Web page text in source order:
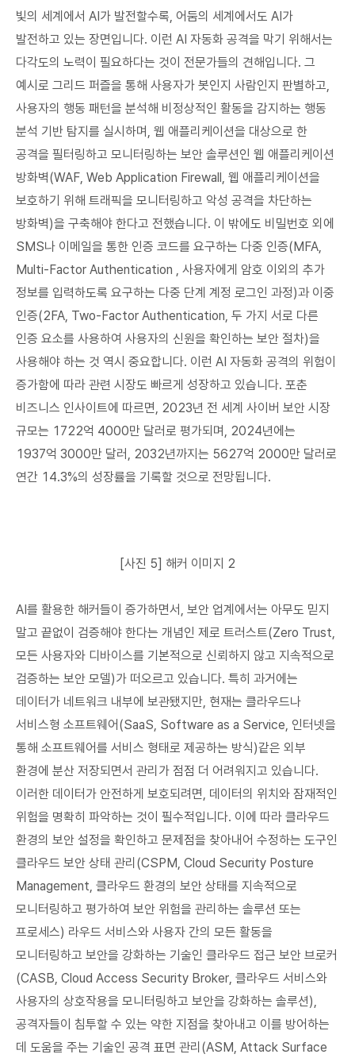
빛의 세계에서 AI가 발전할수록, 어둠의 세계에서도 AI가
발전하고 있는 장면입니다. 이런 AI 자동화 공격을 막기 위해서는
다각도의 노력이 필요하다는 것이 전문가들의 견해입니다. 그
예시로 그리드 퍼즐을 통해 사용자가 봇인지 사람인지 판별하고,
사용자의 행동 패턴을 분석해 비정상적인 활동을 감지하는 행동
분석 기반 탐지를 실시하며, 웹 애플리케이션을 대상으로 한
공격을 필터링하고 모니터링하는 보안 솔루션인 웹 애플리케이션
방화벽(WAF, Web Application Firewall, 웹 애플리케이션을
보호하기 위해 트래픽을 모니터링하고 악성 공격을 차단하는
방화벽)을 구축해야 한다고 전했습니다. 이 밖에도 비밀번호 외에
SMS나 이메일을 통한 인증 코드를 요구하는 다중 인증(MFA,
Multi-Factor Authentication , 사용자에게 암호 이외의 추가
정보를 입력하도록 요구하는 다중 단계 계정 로그인 과정)과 이중
인증(2FA, Two-Factor Authentication, 두 가지 서로 다른
인증 요소를 사용하여 사용자의 신원을 확인하는 보안 절차)을
사용해야 하는 것 역시 중요합니다. 이런 AI 자동화 공격의 위험이
증가함에 따라 관련 시장도 빠르게 성장하고 있습니다. 포춘
비즈니스 인사이트에 따르면, 2023년 전 세계 사이버 보안 시장
규모는 1722억 4000만 달러로 평가되며, 2024년에는
1937억 3000만 달러, 2032년까지는 5627억 2000만 달러로
연간 14.3%의 성장률을 기록할 것으로 전망됩니다.
[사진 5] 해커 이미지 2
AI를 활용한 해커들이 증가하면서, 보안 업계에서는 아무도 믿지
말고 끝없이 검증해야 한다는 개념인 제로 트러스트(Zero Trust,
모든 사용자와 디바이스를 기본적으로 신뢰하지 않고 지속적으로
검증하는 보안 모델)가 떠오르고 있습니다. 특히 과거에는
데이터가 네트워크 내부에 보관됐지만, 현재는 클라우드나
서비스형 소프트웨어(SaaS, Software as a Service, 인터넷을
통해 소프트웨어를 서비스 형태로 제공하는 방식)같은 외부
환경에 분산 저장되면서 관리가 점점 더 어려워지고 있습니다.
이러한 데이터가 안전하게 보호되려면, 데이터의 위치와 잠재적인
위험을 명확히 파악하는 것이 필수적입니다. 이에 따라 클라우드
환경의 보안 설정을 확인하고 문제점을 찾아내어 수정하는 도구인
클라우드 보안 상태 관리(CSPM, Cloud Security Posture
Management, 클라우드 환경의 보안 상태를 지속적으로
모니터링하고 평가하여 보안 위험을 관리하는 솔루션 또는
프로세스) 라우드 서비스와 사용자 간의 모든 활동을
모니터링하고 보안을 강화하는 기술인 클라우드 접근 보안 브로커
(CASB, Cloud Access Security Broker, 클라우드 서비스와
사용자의 상호작용을 모니터링하고 보안을 강화하는 솔루션),
공격자들이 침투할 수 있는 약한 지점을 찾아내고 이를 방어하는
데 도움을 주는 기술인 공격 표면 관리(ASM, Attack Surface